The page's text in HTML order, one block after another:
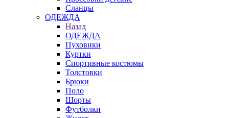
Сланцы
ОДЕЖДА
Назад
ОДЕЖДА
Пуховики
Куртки
Спортивные костюмы
Толстовки
Брюки
Поло
Шорты
Футболки